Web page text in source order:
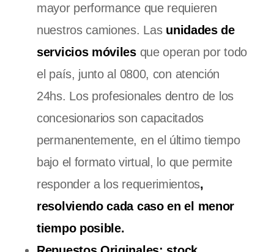
mayor performance que requieren
nuestros camiones. Las unidades de
servicios móvilesque operan por todo
el país, junto al 0800, con atención
24hs. Los profesionales dentro de los
concesionarios son capacitados
permanentemente, en el último tiempo
bajo el formato virtual, lo que permite
responder a los requerimientos,
resolviendo cada caso en el menor
tiempo posible.